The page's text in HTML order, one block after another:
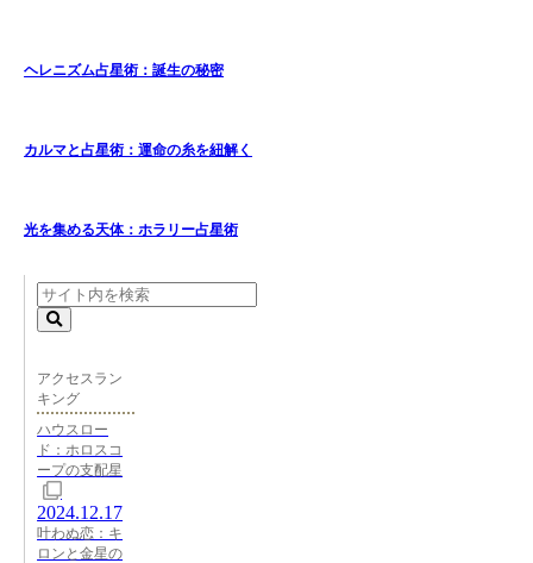
ヘレニズム占星術：誕生の秘密
カルマと占星術：運命の糸を紐解く
光を集める天体：ホラリー占星術
アクセスラン
キング
ハウスロー
ド：ホロスコ
ープの支配星
2024.12.17
叶わぬ恋：キ
ロンと金星の